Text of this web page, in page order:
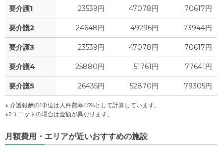
要介護1 23539円 47078円 70617円
要介護2 24648円 49296円 73944円
要介護3 23539円 47078円 70617円
要介護4 25880円 51761円 77641円
要介護5 26435円 52870円 79305円
※ 介護報酬の1単位は人件費率45%として計算しています。
※2ユニットの場合は金額が異なります。
月額費用・エリアが近いおすすめの施設